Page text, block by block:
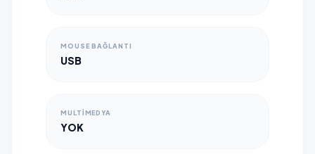
MOUSE BAĞLANTI
USB
MULTIMEDYA
YOK